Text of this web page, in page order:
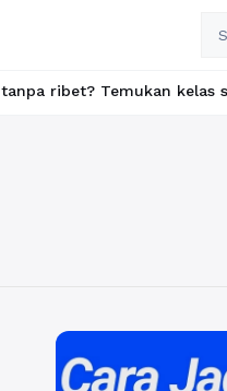
Temukan kelas seru dan